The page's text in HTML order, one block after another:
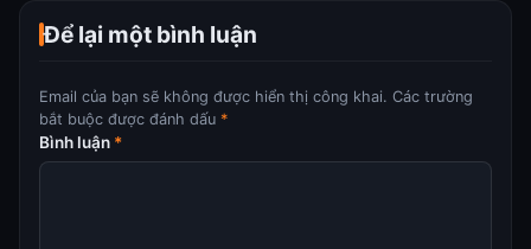
Để lại một bình luận
Email của bạn sẽ không được hiển thị công khai. Các trường
bắt buộc được đánh dấu *
Bình luận *